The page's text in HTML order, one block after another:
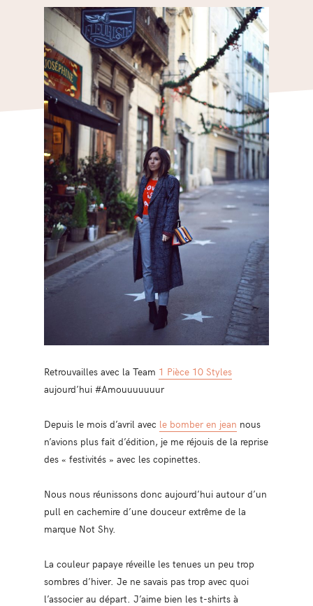
Retrouvailles avec la Team 1 Pièce 10 Styles
aujourd’hui #Amouuuuuuur
Depuis le mois d’avril avec le bomber en jean nous
n’avions plus fait d’édition, je me réjouis de la reprise
des « festivités » avec les copinettes.
Nous nous réunissons donc aujourd’hui autour d’un
pull en cachemire d’une douceur extrême de la
marque Not Shy.
La couleur papaye réveille les tenues un peu trop
sombres d’hiver. Je ne savais pas trop avec quoi
l’associer au départ. J’aime bien les t-shirts à